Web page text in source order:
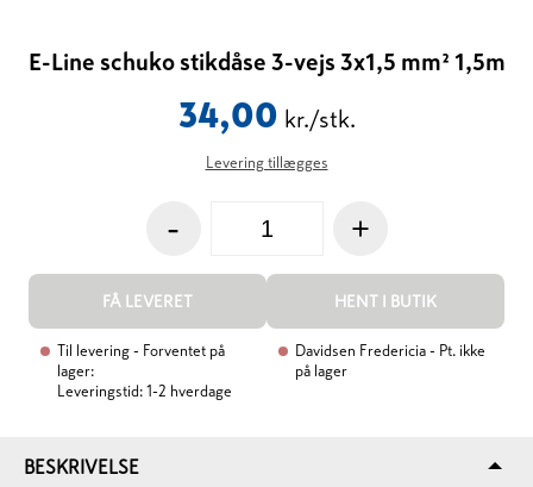
E-Line schuko stikdåse 3-vejs 3x1,5 mm² 1,5m
34,00 kr./stk.
Levering tillægges
- +
FÅ LEVERET HENT I BUTIK
Til levering - Forventet på
lager:
Leveringstid: 1-2 hverdage
Davidsen Fredericia - Pt. ikke
på lager
BESKRIVELSE